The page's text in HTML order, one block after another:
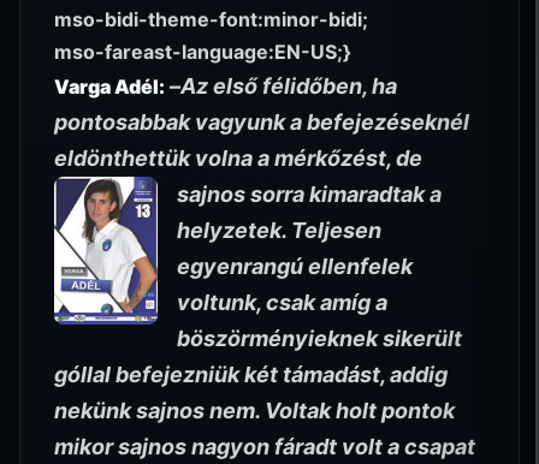
mso-bidi-theme-font:minor-bidi;
mso-fareast-language:EN-US;}
Varga Adél: –Az első félidőben, ha
pontosabbak vagyunk a befejezéseknél
eldönthettük volna a mérkőzést, de
sajnos sorra kimaradtak a
helyzetek. Teljesen
egyenrangú ellenfelek
voltunk, csak amíg a
böszörményieknek sikerült
góllal befejezniük két támadást, addig
nekünk sajnos nem. Voltak holt pontok
mikor sajnos nagyon fáradt volt a csapat